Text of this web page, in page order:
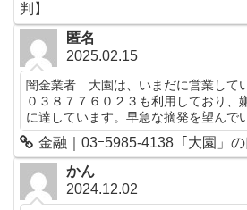
判】
匿名
2025.02.15
闇金業者 大園は、いまだに営業して
０３８７７６０２３も利用しており、
に達しています。早急な摘発を望んで
金融｜03ｰ5985-4138「大園」
かん
2024.12.02